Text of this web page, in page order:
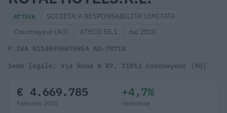
ATTIVA
SOCIETA' A RESPONSABILITA' LIMITATA
Courmayeur (AO)
ATECO 55.1 dal 2010
P.IVA 01140950070REA AO-70718
Sede legale: Via Roma N 87, 11013 Courmayeur (AO)
€ 4.669.785
Fatturato 2025
+4,7%
Variazione